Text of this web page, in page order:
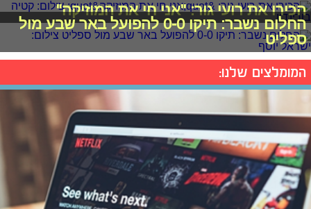
הכירו את רועי גור: "אני חי את המוזיקה"
החלום נשבר: תיקו 0-0 להפועל באר שבע מול
ספליט
המומלצים שלנו: